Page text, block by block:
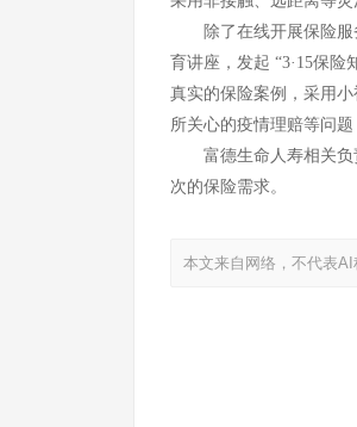
除了在线开展保险
育讲座，发起 “3·15保
真实的保险案例，采用
所关心的疫情理赔等问
富德生命人寿相关
次的保险需求。
本文来自网络，不代表AI